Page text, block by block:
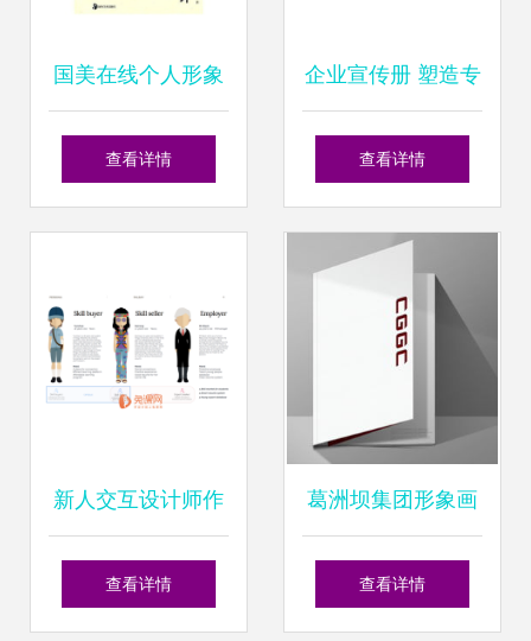
国美在线个人形象
设计服务 全面展示
查看详情
企业宣传册 塑造专
业形象，点亮个人
查看详情
新人交互设计师作
品集制作指南与个
查看详情
葛洲坝集团形象画
册设计与个人形象
查看详情